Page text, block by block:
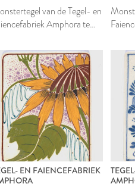
van de Tegel- en
Amphora te
EN FAIENCEFABRIEK